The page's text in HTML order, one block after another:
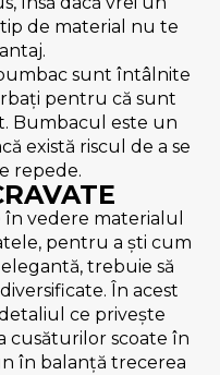
de material nu te
sunt întâlnite
pentru că sunt
Bumbacul este un
există riscul de a se
repede.
în vedere materialul
pentru a ști cum
trebuie să
În acest
ce privește
cusăturilor scoate în
în balanță trecerea